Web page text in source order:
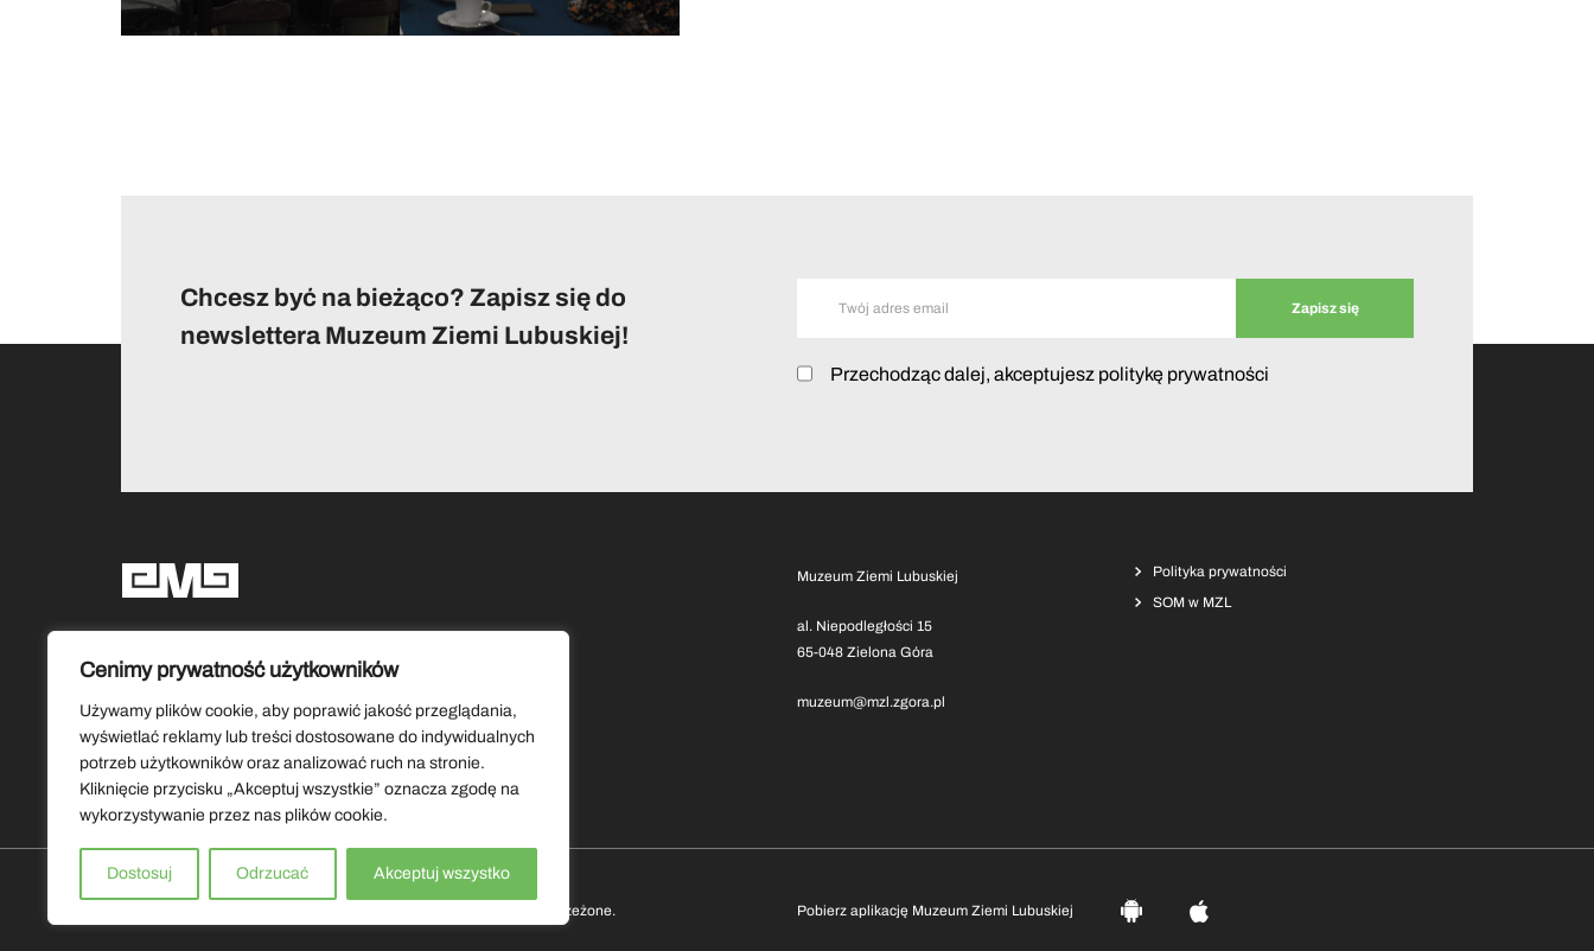
Cenimy prywatność użytkowników
Używamy plików cookie, aby poprawić jakość przeglądania,
wyświetlać reklamy lub treści dostosowane do indywidualnych
potrzeb użytkowników oraz analizować ruch na stronie.
Kliknięcie przycisku „Akceptuj wszystkie” oznacza zgodę na
wykorzystywanie przez nas plików cookie.
Dostosuj Odrzucać Akceptuj wszystko
Chcesz być na bieżąco? Zapisz się do
newslettera Muzeum Ziemi Lubuskiej!
Przechodząc dalej, akceptujesz politykę prywatności
Muzeum Ziemi Lubuskiej
al. Niepodległości 15
65-048 Zielona Góra
muzeum@mzl.zgora.pl
Polityka prywatności
SOM w MZL
Copyrights by Muzeum Ziemi Lubuskiej 2026. Wszystkie prawa zastrzeżone. Pobierz aplikację Muzeum Ziemi Lubuskiej